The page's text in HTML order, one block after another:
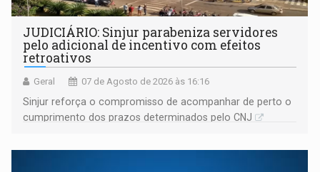
JUDICIÁRIO: Sinjur parabeniza servidores
pelo adicional de incentivo com efeitos
retroativos
Geral 07 de Agosto de 2026 às 16:16
Sinjur reforça o compromisso de acompanhar de perto o
cumprimento dos prazos determinados pelo CNJ